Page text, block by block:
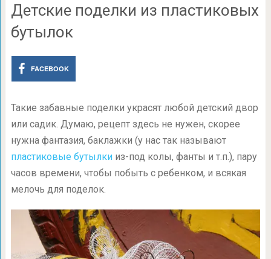
Детские поделки из пластиковых
бутылок
FACEBOOK
Такие забавные поделки украсят любой детский двор
или садик. Думаю, рецепт здесь не нужен, скорее
нужна фантазия, баклажки (у нас так называют
пластиковые бутылкииз-под колы, фанты и т.п.), пару
часов времени, чтобы побыть с ребенком, и всякая
мелочь для поделок.